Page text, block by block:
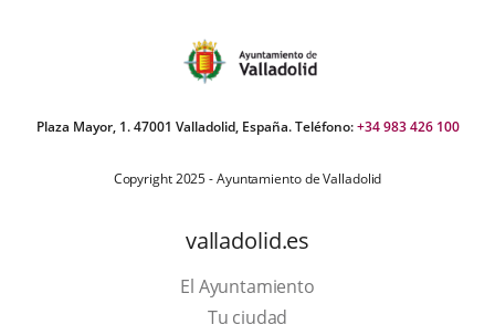
Plaza Mayor, 1. 47001 Valladolid, España. Teléfono:+34 983 426 100
Copyright 2025 - Ayuntamiento de Valladolid
valladolid.es
El Ayuntamiento
Tu ciudad